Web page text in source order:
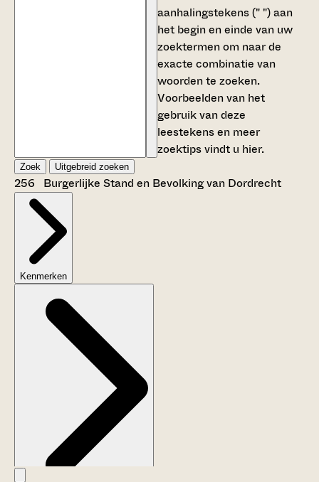
aanhalingstekens (" ")aan
het begin en einde van uw
zoektermen om naar de
exacte combinatie van
woorden te zoeken.
Voorbeelden van het
gebruik van deze
leestekens en meer
zoektips vindt u hier.
Zoek Uitgebreid zoeken
256 Burgerlijke Stand en Bevolking van Dordrecht
Kenmerken